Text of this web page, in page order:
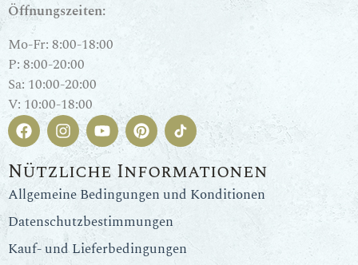
Öffnungszeiten:
Mo-Fr: 8:00-18:00
P: 8:00-20:00
Sa: 10:00-20:00
V: 10:00-18:00
Nützliche Informationen
Allgemeine Bedingungen und Konditionen
Datenschutzbestimmungen
Kauf- und Lieferbedingungen